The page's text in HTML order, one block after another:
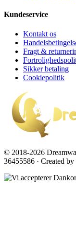
Kundeservice
Kontakt os
Fragt &
Sikker betaling
Cookiepolitik
© 2018-2026
36455586 · Created